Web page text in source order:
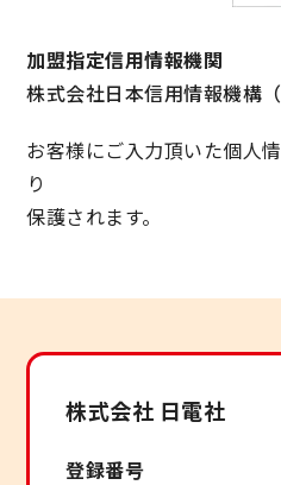
加盟指定信用情報機関
株式会社日本信用情報機構（
お客様にご入力頂いた個人
り
保護されます。
株式会社 日電社
登録番号